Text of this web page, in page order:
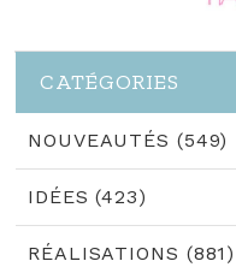
CATÉGORIES
NOUVEAUTÉS (549)
IDÉES (423)
RÉALISATIONS (881)